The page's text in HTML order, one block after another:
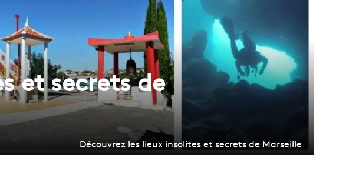
et secrets de
Découvrez les lieux insolites et secrets de Marseille